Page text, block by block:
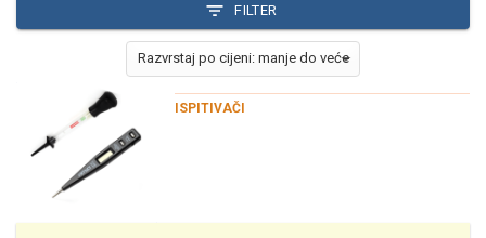
FILTER
ISPITIVAČI